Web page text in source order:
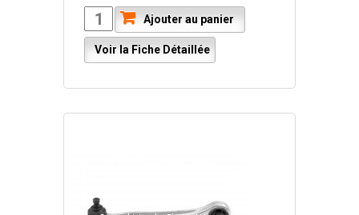
Ajouter au panier
Voir la Fiche Détaillée